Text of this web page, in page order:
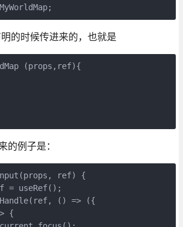
的时候传进来的，也就是
(props,ref){
的例子是：
ref) {
= useRef();
() => ({
{